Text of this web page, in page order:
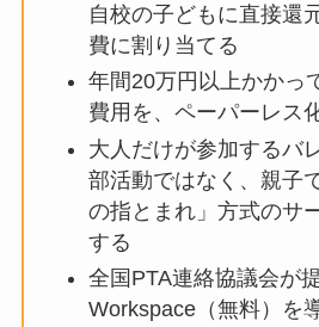
自校の子どもに直接還
費に割り当てる
年間20万円以上かかっ
費用を、ペーパーレス
大人だけが参加するバ
部活動ではなく、親子
の指とまれ」方式のサ
する
全国PTA連絡協議会が
Workspace（無料）を